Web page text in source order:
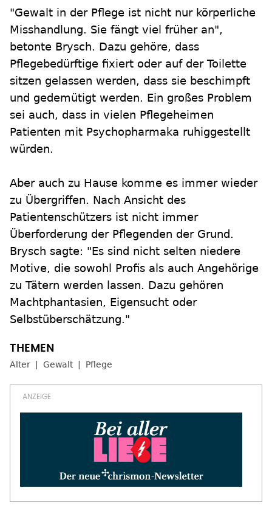
"Gewalt in der Pflege ist nicht nur körperliche
Misshandlung. Sie fängt viel früher an",
betonte Brysch. Dazu gehöre, dass
Pflegebedürftige fixiert oder auf der Toilette
sitzen gelassen werden, dass sie beschimpft
und gedemütigt werden. Ein großes Problem
sei auch, dass in vielen Pflegeheimen
Patienten mit Psychopharmaka ruhiggestellt
würden.
Aber auch zu Hause komme es immer wieder
zu Übergriffen. Nach Ansicht des
Patientenschützers ist nicht immer
Überforderung der Pflegenden der Grund.
Brysch sagte: "Es sind nicht selten niedere
Motive, die sowohl Profis als auch Angehörige
zu Tätern werden lassen. Dazu gehören
Machtphantasien, Eigensucht oder
Selbstüberschätzung."
Alter Gewalt Pflege